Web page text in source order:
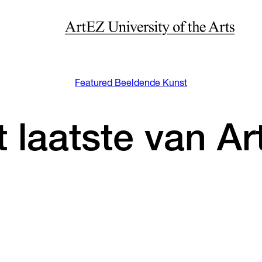
Featured Beeldende Kunst
laatste van